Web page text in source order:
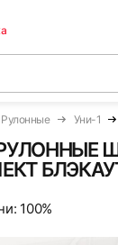
Рулонные Уни-1
100%